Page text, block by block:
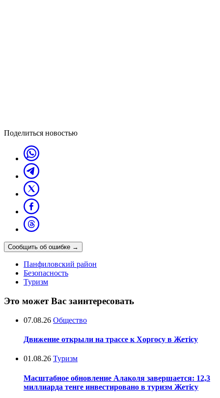
Поделиться новостью
Сообщить об ошибке →
Панфиловский район
Безопасность
Туризм
Это может Вас заинтересовать
07.08.26 Общество
Движение открыли на трассе к Хоргосу в Жетісу
01.08.26 Туризм
Масштабное обновление Алаколя завершается: 12,3
миллиарда тенге инвестировано в туризм Жетісу